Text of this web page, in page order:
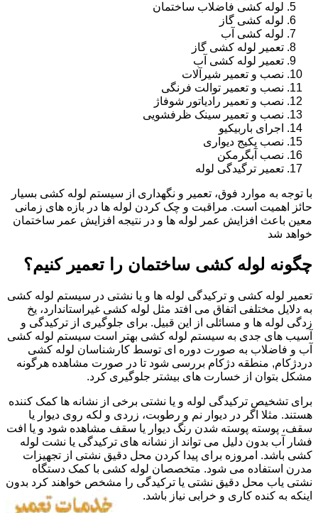
لوله کشی فاضلاب ساختمان
لوله کشی گاز
لوله کشی آب
تعمیر لوله کشی گاز
تعمیر لوله کشی آب
نصب و تعمیر شیرآلات
نصب و تعمیر توالت فرنگی
نصب و تعمیر رادیاتور شوفاژ
نصب و تعمیر سینک ظرفشویی
اجرای باربیکیو
نصب پکیج دیواری
نصب آبگرمکن
تعمیر ترگیدگی لوله
با توجه به موارد فوق، تعمیر و نگهداری از سیستم لوله کشی بسیار
حائز اهمیت است. مراقبت و چک کردن لوله ها در بازه های زمانی
معین باعث افزایش عمر لوله ها و در نتیجه افزایش عمر ساختمان
خواهد شد
چگونه لوله کشی ساختمان را تعمیر کنیم؟
تعمیر لوله کشی و ترکیدگی لوله ها و یا نشتی در سیستم لوله کشی
به دلایل مختلفی اتفاق می افتد مثل لوله کشی غیراستاندارد، یخ
زدگی لوله ها و مسائلی از این قبیل. برای جلوگیری از ترکیدگی و
آسیب های جدی به سیستم لوله کشی بهتر است سیستم لوله کشی
آب و فاضلاب به صورت دوره ای توسط کارشناسان لوله کشی
دردژکام, منطقه دژکام بررسی شود تا در صورت مشاهده هرگونه
مشکل بتوان از خسارت های بیشتر جلوگیری کرد.
برای تشخیص ترکیدگی لوله و یا نشتی برخی از نشانه ها کمک کننده
هستند. مثلا اگر در دیوار نم و رطوبت، زردی و لکه روی دیوار یا
سقف، پوسته پوسته شدن رنگ دیوار یا سقف مشاهده شود و یا افت
فشار آب بدون دلیل می تواند از نشانه های ترکیدگی یا نشت لوله
کشی باشد. امروزه برای پیدا کردن محل دقیق نشتی از تجهیزات
مدرن استفاده می شود. متخصصان لوله کشی با کمک دستگاه
نشتی یاب محل دقیق نشتی یا ترکیدگی را مشخص خواهند کرد بدون
اینکه به کنده کاری و خرابی نیاز باشد.